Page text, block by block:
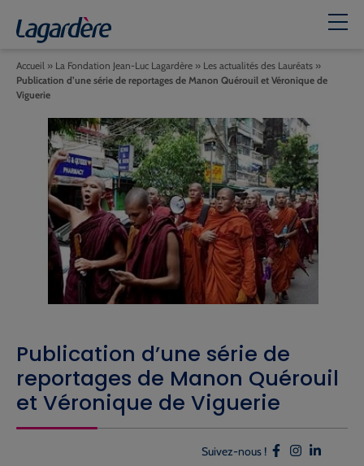
Publication d’une série de
reportages de Manon Quérouil
et Véronique de Viguerie
Accueil » La Fondation Jean-Luc Lagardère » Les actualités des Lauréats »
Publication d’une série de reportages de Manon Quérouil et Véronique de
Viguerie
Suivez-nous !